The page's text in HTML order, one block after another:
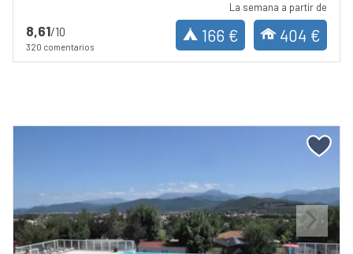
8,61/10
320 comentarios
La semana a partir de
166 € 404 €
Previous Next